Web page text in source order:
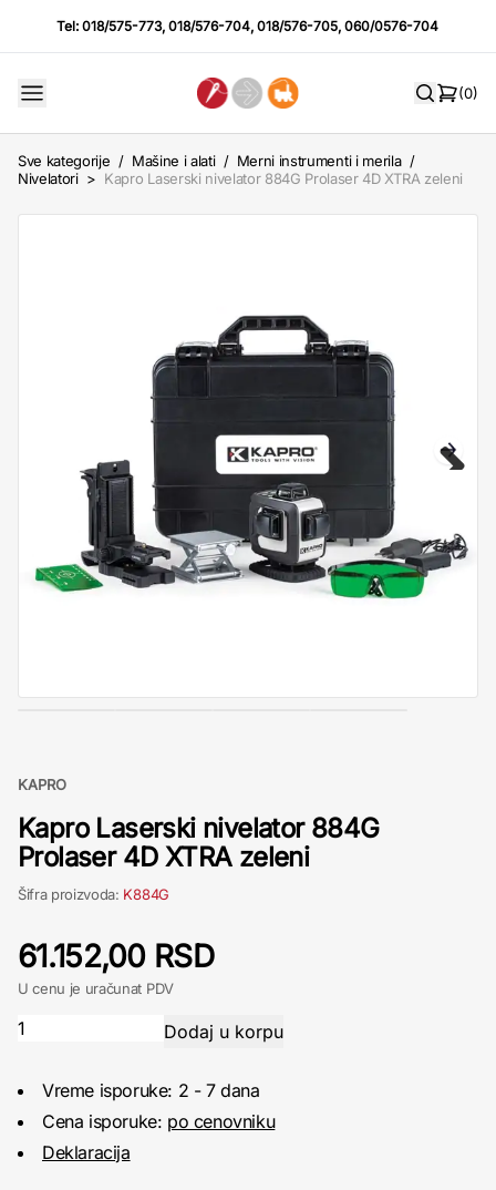
Tel:018/575-773,018/576-704,018/576-705,060/0576-704
(0)
Sve kategorije / Mašine i alati / Merni instrumenti i merila /
Nivelatori > Kapro Laserski nivelator 884G Prolaser 4D XTRA zeleni
KAPRO
Kapro Laserski nivelator 884G
Prolaser 4D XTRA zeleni
Šifra proizvoda: K884G
61.152,00 RSD
U cenu je uračunat PDV
Vreme isporuke: 2 - 7 dana
Cena isporuke: po cenovniku
Deklaracija